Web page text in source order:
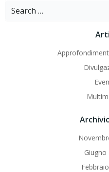
Search
Giugno